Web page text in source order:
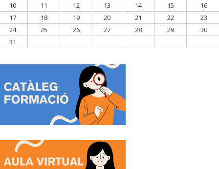
10
11 12 13 14 15
16
17
18 19 20 21 22
23
24
25 26 27 28 29
30
31